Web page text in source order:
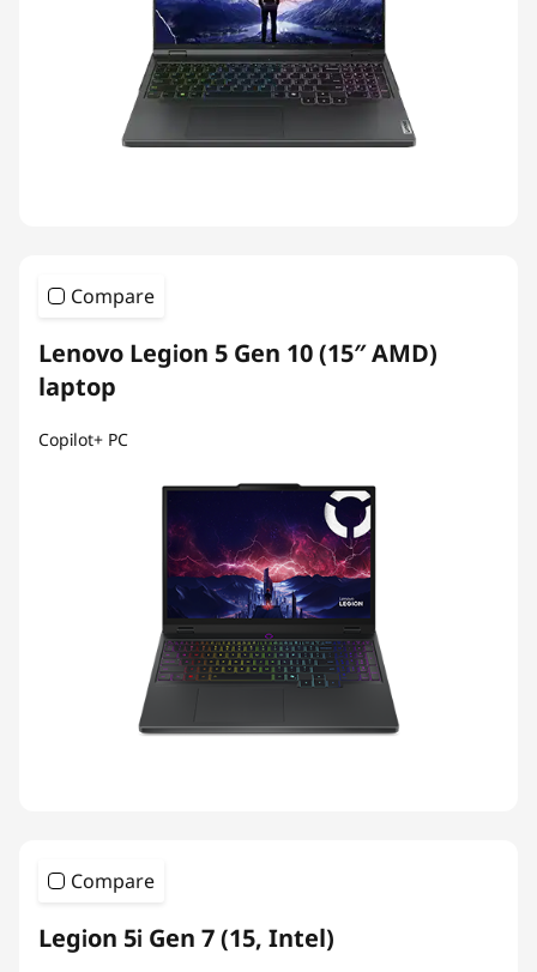
Compare
Lenovo Legion 5 Gen 10 (15″ AMD)
laptop
Copilot+ PC
Compare
Legion 5i Gen 7 (15, Intel)